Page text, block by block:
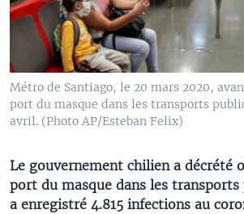
Métro de Santiago, le 20 mars 2020,
port du masque dans les transports
avril. (Photo AP/Esteban Felix)
Le gouvernement chilien a décrété
port du masque dans les transports
a enregistré 4.815 infections au